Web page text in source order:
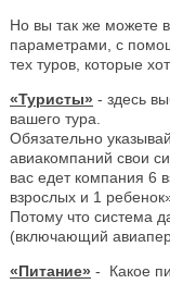
Но вы так же можете
параметрами, с
тех туров, которые
«Туристы» - здесь
вашего тура.
Обязательно
авиакомпаний свои
вас едет компания 6
взрослых и 1
Потому что система
(включающий
«Питание» - Какое